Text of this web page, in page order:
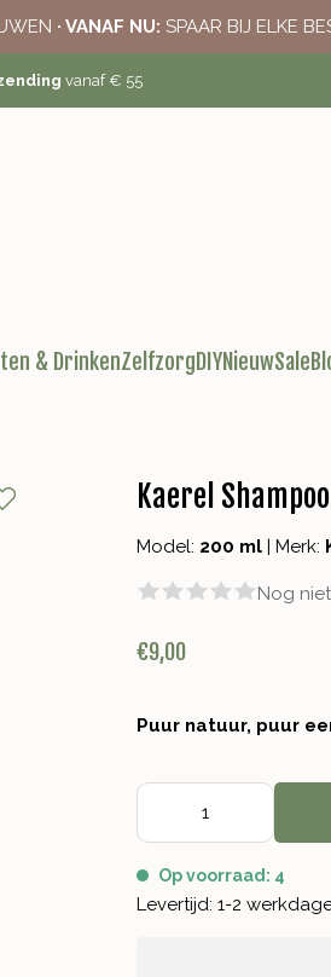
· VANAF NU: SPAAR BIJ ELKE
vanaf € 55
& DrinkenZelfzorgDIYNieuwSale
Kaerel
Model: 200 ml Merk:
Nog
€9,00
Puur natuur, puur
Op voorraad: 4
Levertijd: 1-2